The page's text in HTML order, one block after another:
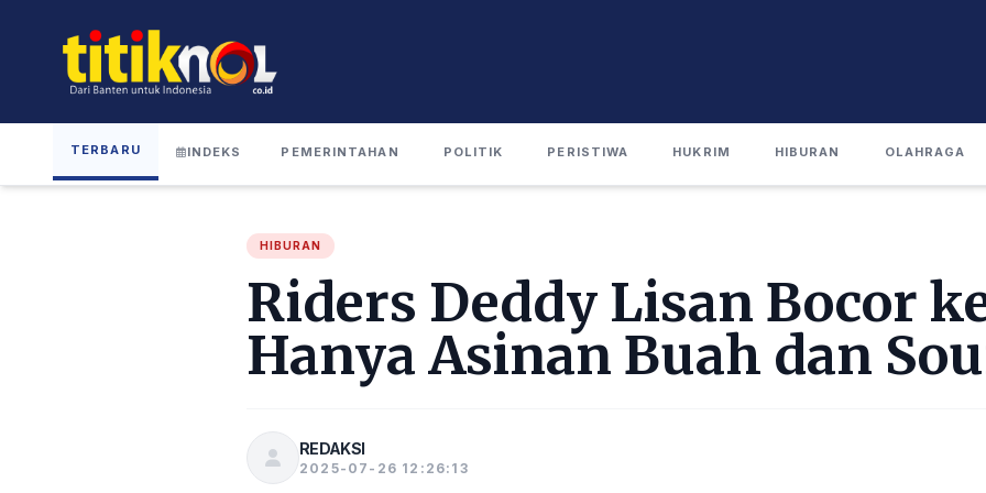
TERBARU INDEKS PEMERINTAHAN POLITIK PERISTIWA HUKRIM HIBURAN OLAHRAGA
HIBURAN
Riders Deddy Lisan Bocor
Hanya Asinan Buah dan
REDAKSI
2025-07-26 12:26:13